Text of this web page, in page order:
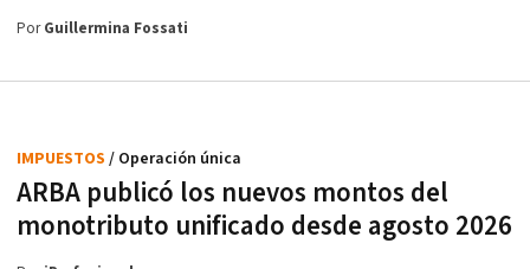
PorGuillermina Fossati
ARBA publicó los nuevos montos del
monotributo unificado desde agosto 2026
IMPUESTOS / Operación única